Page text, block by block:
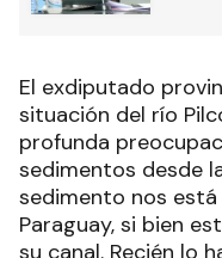
El exdiputado
situación del río
profunda
sedimentos desde
sedimento nos
Paraguay, si bien
su canal. Recién lo